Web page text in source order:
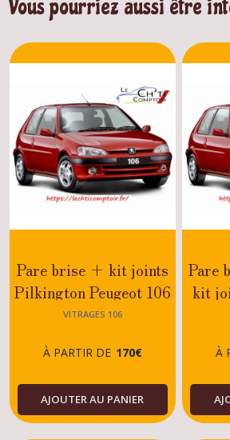
Vous pourriez aussi être
Pare brise + kit joints
Pilkington Peugeot 106
S16-XSI-XS-SPORT-
ESSENCE
VITRAGES 106
À PARTIR DE 170€
AJOUTER AU PANIER
Pare
kit
À